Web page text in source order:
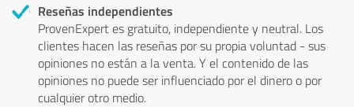
Reseñas independientes
ProvenExpert es gratuito, independiente y neutral. Los
clientes hacen las reseñas por su propia voluntad - sus
opiniones no están a la venta. Y el contenido de las
opiniones no puede ser influenciado por el dinero o por
cualquier otro medio.